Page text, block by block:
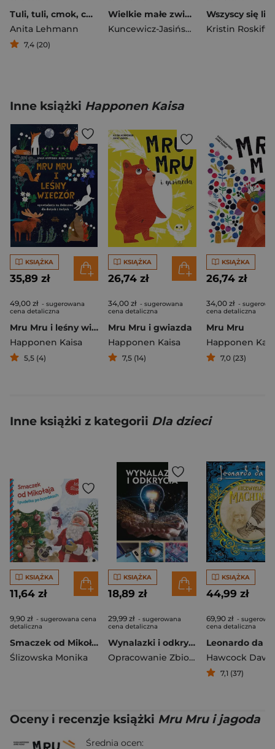
Tuli, tuli, cmok, cmok
Anita Lehmann
7,4 (20)
Wielkie małe zwierzę
Kuncewicz-Jasińska Urszula
Wszyscy się
Kristin Roskifte
Inne książki Happonen Kaisa
KSIĄŻKA
35,89 zł
49,00 zł - sugerowana
cena detaliczna
Mru Mru i leśny wieczór Opowiadania na dobranoc dla dużych i małych
Happonen Kaisa
5,5 (4)
KSIĄŻKA
26,74 zł
34,00 zł - sugerowana
cena detaliczna
Mru Mru i gwiazda
Happonen Kaisa
7,5 (14)
KSIĄŻKA
26,74 zł
34,00 zł -
cena detaliczna
Mru Mru
Happonen
7,0 (23)
Inne książki z kategorii Dla dzieci
KSIĄŻKA
11,64 zł
9,90 zł - sugerowana cena
detaliczna
Smaczek od Mikołaja i pudełko po bombkach
Ślizowska Monika
KSIĄŻKA
18,89 zł
29,99 zł - sugerowana
cena detaliczna
Wynalazki i odkrycia
Opracowanie Zbiorowe
KSIĄŻKA
44,99 zł
69,90 zł -
cena detaliczna
Leonardo da
Hawcock David
7,1 (37)
Oceny i recenzje książki Mru Mru i jagoda
Średnia ocen: